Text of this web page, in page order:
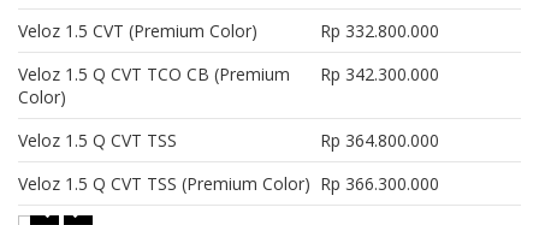
Veloz 1.5 CVT (Premium Color)
Rp 332.800.000
Veloz 1.5 Q CVT TCO CB (Premium
Color)
Rp 342.300.000
Veloz 1.5 Q CVT TSS
Rp 364.800.000
Veloz 1.5 Q CVT TSS (Premium Color) Rp 366.300.000